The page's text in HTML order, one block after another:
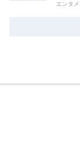
エンタメ